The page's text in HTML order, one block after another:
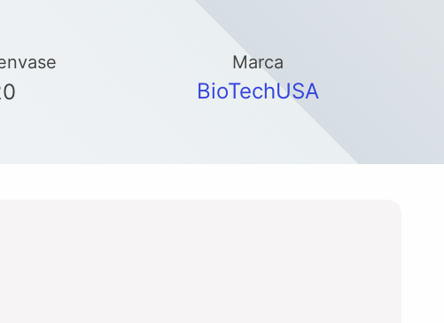
Marca
BioTechUSA